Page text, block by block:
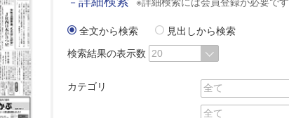
全文から検索
見出しから検索
検索結果の表示数
カテゴリ